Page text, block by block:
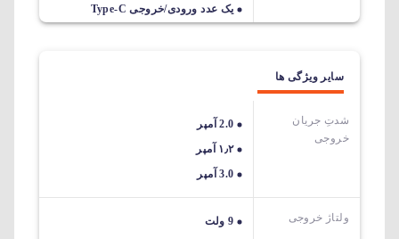
یک عدد ورودی/خروجی Type-C
سایر ویژگی ها
شدتِ جریان
خروجی
2.0 آمپر
۱٫۲ آمپر
3.0 آمپر
ولتاژ خروجی
9 ولت